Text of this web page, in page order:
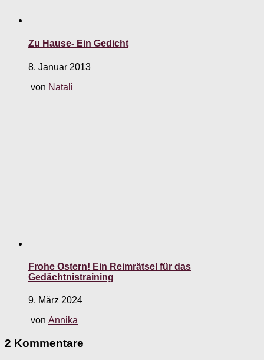
Zu Hause- Ein Gedicht
8. Januar 2013
von Natali
Frohe Ostern! Ein Reimrätsel für das
Gedächtnistraining
9. März 2024
von Annika
2 Kommentare